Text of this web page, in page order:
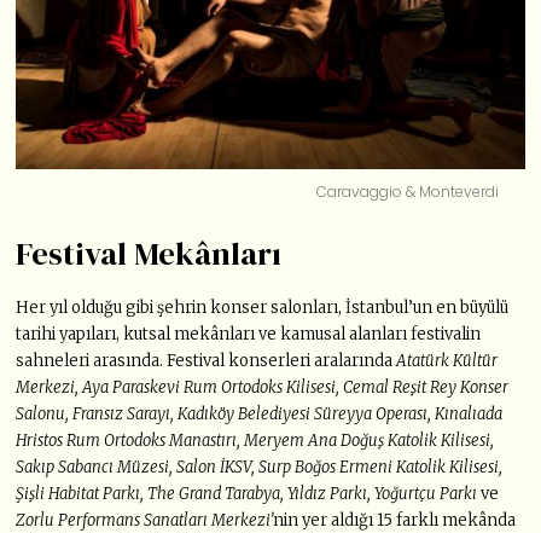
Caravaggio & Monteverdi
Festival Mekânları
Her yıl olduğu gibi şehrin konser salonları, İstanbul’un en büyülü
tarihi yapıları, kutsal mekânları ve kamusal alanları festivalin
sahneleri arasında. Festival konserleri aralarındaAtatürk Kültür
Merkezi, Aya Paraskevi Rum Ortodoks Kilisesi, Cemal Reşit Rey Konser
Salonu, Fransız Sarayı, Kadıköy Belediyesi Süreyya Operası, Kınalıada
Hristos Rum Ortodoks Manastırı, Meryem Ana Doğuş Katolik Kilisesi,
Sakıp Sabancı Müzesi, Salon İKSV, Surp Boğos Ermeni Katolik Kilisesi,
Şişli Habitat Parkı, The Grand Tarabya, Yıldız Parkı, Yoğurtçu Parkıve
Zorlu Performans Sanatları Merkezi’nin yer aldığı 15 farklı mekânda